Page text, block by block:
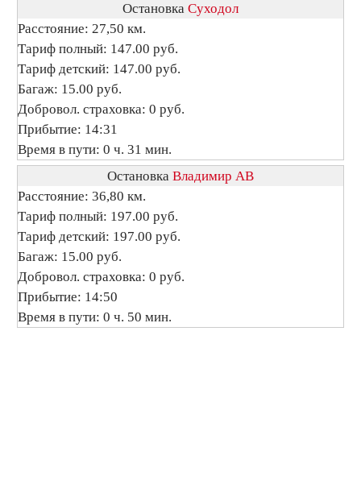
Остановка Суходол
Расстояние: 27,50 км.
Тариф полный: 147.00 руб.
Тариф детский: 147.00 руб.
Багаж: 15.00 руб.
Добровол. страховка: 0 руб.
Прибытие: 14:31
Время в пути: 0 ч. 31 мин.
Остановка Владимир АВ
Расстояние: 36,80 км.
Тариф полный: 197.00 руб.
Тариф детский: 197.00 руб.
Багаж: 15.00 руб.
Добровол. страховка: 0 руб.
Прибытие: 14:50
Время в пути: 0 ч. 50 мин.